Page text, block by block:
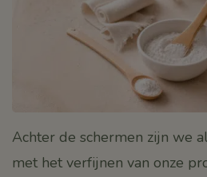
Achter de schermen zijn we
met het verfijnen van onze